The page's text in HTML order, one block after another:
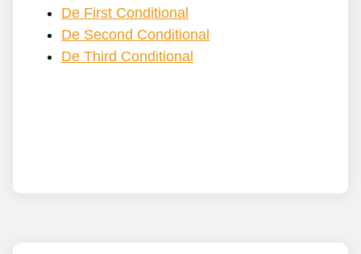
De First Conditional
De Second Conditional
De Third Conditional